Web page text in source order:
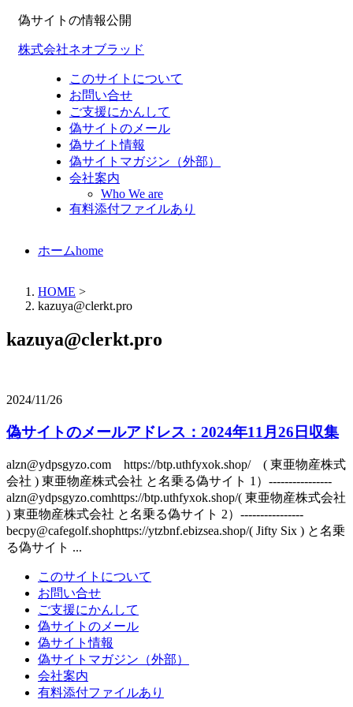
偽サイトの情報公開
株式会社ネオブラッド
このサイトについて
お問い合せ
ご支援にかんして
偽サイトのメール
偽サイト情報
偽サイトマガジン（外部）
会社案内
Who We are
有料添付ファイルあり
ホームhome
HOME >
kazuya@clerkt.pro
kazuya@clerkt.pro
2024/11/26
偽サイトのメールアドレス：2024年11月26日収集
alzn@ydpsgyzo.com https://btp.uthfyxok.shop/ ( 東亜物産株式
会社 ) 東亜物産株式会社 と名乗る偽サイト 1）----------------
alzn@ydpsgyzo.comhttps://btp.uthfyxok.shop/( 東亜物産株式会社
) 東亜物産株式会社 と名乗る偽サイト 2）----------------
becpy@cafegolf.shophttps://ytzbnf.ebizsea.shop/( Jifty Six ) と名乗
る偽サイト ...
このサイトについて
お問い合せ
ご支援にかんして
偽サイトのメール
偽サイト情報
偽サイトマガジン（外部）
会社案内
有料添付ファイルあり